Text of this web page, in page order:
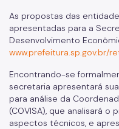
As propostas das
apresentadas para a
Desenvolvimento
www.prefeitura.sp.gov.br/
Encontrando-se
secretaria apresentará
para análise da
(COVISA), que analisará o
aspectos técnicos, e